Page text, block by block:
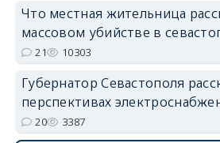
Что местная жительница
массовом убийстве в
21 10303
Губернатор Севастополя
перспективах
20 3387